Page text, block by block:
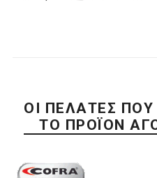
ΟΙ ΠΕΛΆΤΕΣ
ΤΟ ΠΡΟΪΌΝ